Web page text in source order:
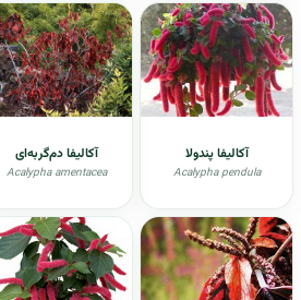
آکالیفا پندولا
Acalypha pendula
آکالیفا دم‌گربه‌ای
Acalypha amentacea